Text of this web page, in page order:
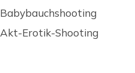
Babybauchshooting
Akt-Erotik-Shooting